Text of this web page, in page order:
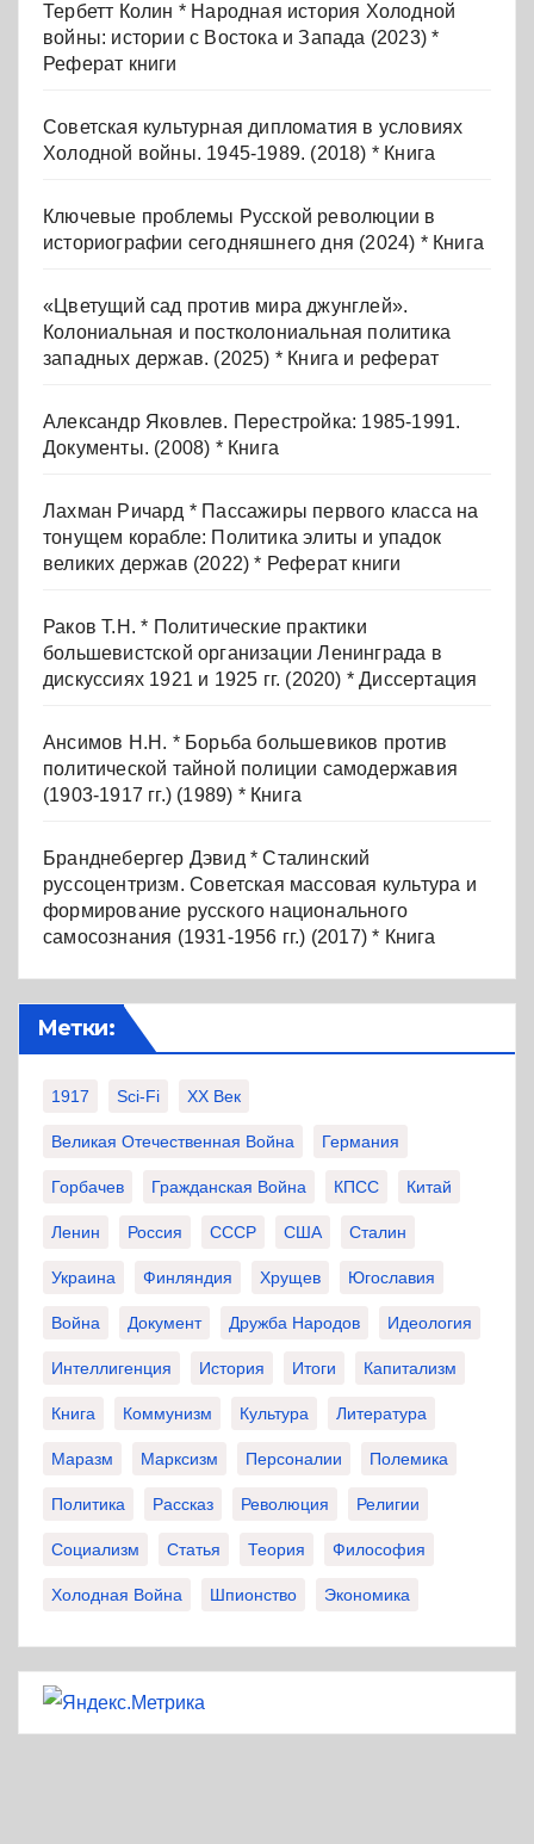
Тербетт Колин * Народная история Холодной
войны: истории с Востока и Запада (2023) *
Реферат книги
Советская культурная дипломатия в условиях
Холодной войны. 1945-1989. (2018) * Книга
Ключевые проблемы Русской революции в
историографии сегодняшнего дня (2024) * Книга
«Цветущий сад против мира джунглей».
Колониальная и постколониальная политика
западных держав. (2025) * Книга и реферат
Александр Яковлев. Перестройка: 1985-1991.
Документы. (2008) * Книга
Лахман Ричард * Пассажиры первого класса на
тонущем корабле: Политика элиты и упадок
великих держав (2022) * Реферат книги
Раков Т.Н. * Политические практики
большевистской организации Ленинграда в
дискуссиях 1921 и 1925 гг. (2020) * Диссертация
Ансимов Н.Н. * Борьба большевиков против
политической тайной полиции самодержавия
(1903-1917 гг.) (1989) * Книга
Бранднебергер Дэвид * Сталинский
руссоцентризм. Советская массовая культура и
формирование русского национального
самосознания (1931-1956 гг.) (2017) * Книга
Метки:
1917 Sci-Fi XX Век
Великая Отечественная Война Германия
Горбачев Гражданская Война КПСС Китай
Ленин Россия СССР США Сталин
Украина Финляндия Хрущев Югославия
Война Документ Дружба Народов Идеология
Интеллигенция История Итоги Капитализм
Книга Коммунизм Культура Литература
Маразм Марксизм Персоналии Полемика
Политика Рассказ Революция Религии
Социализм Статья Теория Философия
Холодная Война Шпионство Экономика